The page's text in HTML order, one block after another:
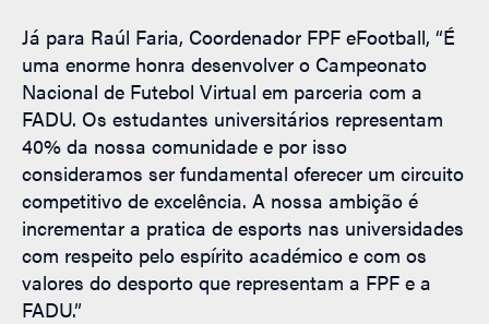
Já para Raúl Faria, Coordenador FPF eFootball, “É
uma enorme honra desenvolver o Campeonato
Nacional de Futebol Virtual em parceria com a
FADU. Os estudantes universitários representam
40% da nossa comunidade e por isso
consideramos ser fundamental oferecer um circuito
competitivo de excelência. A nossa ambição é
incrementar a pratica de esports nas universidades
com respeito pelo espírito académico e com os
valores do desporto que representam a FPF e a
FADU.”